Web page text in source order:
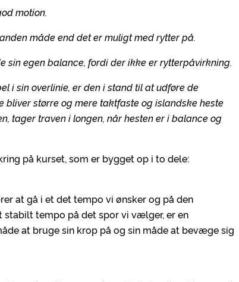
motion.
måde end det er muligt med rytter på.
sin egen balance, fordi der ikke er rytterpåvirkning.
i sin overlinie, er den i stand til at udføre de
bliver større og mere taktfaste og islandske heste
tager traven i longen, når hesten er i balance og
på kurset, som er bygget op i to dele:
at gå i et det tempo vi ønsker og på den
stabilt tempo på det spor vi vælger, er en
at bruge sin krop på og sin måde at bevæge sig